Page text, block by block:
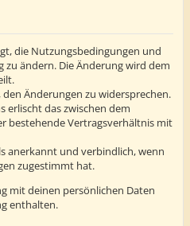
die Nutzungsbedingungen und
zu ändern. Die Änderung wird dem
Änderungen zu widersprechen.
erlischt das zwischen dem
bestehende Vertragsverhältnis mit
anerkannt und verbindlich, wenn
zugestimmt hat.
mit deinen persönlichen Daten
enthalten.